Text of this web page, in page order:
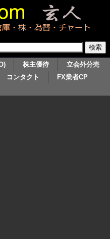
株主優待
立会外分売
コンタクト
FX業者CP